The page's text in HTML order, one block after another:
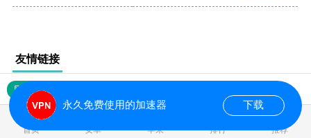
友情链接
网站地图
首页 安卓 苹果 排行 推荐
永久免费使用的加速器 下载
0.018332s